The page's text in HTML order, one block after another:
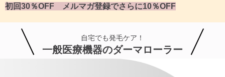
初回30％OFF メルマガ登録でさらに10％OFF
自宅でも発毛ケア！
一般医療機器のダーマローラー